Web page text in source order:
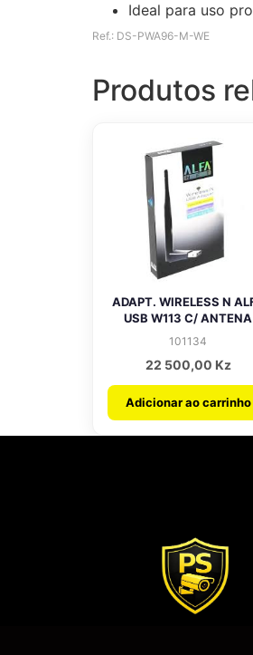
Ideal para uso
Ref.: DS-PWA96-M-WE
Produtos
ADAPT. WIRELESS N
USB W113 C/ ANTENA
101134
22 500,00 Kz
Adicionar ao carrinho